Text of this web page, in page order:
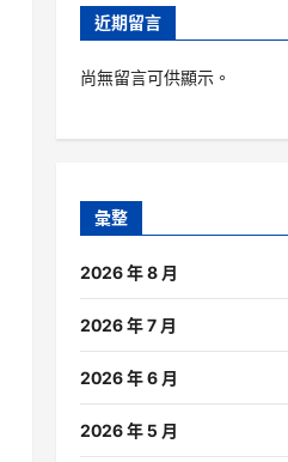
近期留言
尚無留言可供顯示。
彙整
2026 年 8 月
2026 年 7 月
2026 年 6 月
2026 年 5 月